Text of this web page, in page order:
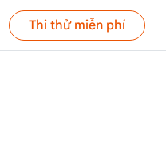
Thi thử miễn phí